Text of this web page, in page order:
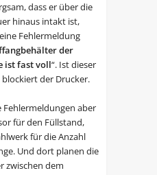
dass er über die
hinaus intakt ist,
Fehlermeldung
der
ist fast voll“. Ist dieser
der Drucker.
aber
für den Füllstand,
für die Anzahl
Und dort planen die
zwischen dem